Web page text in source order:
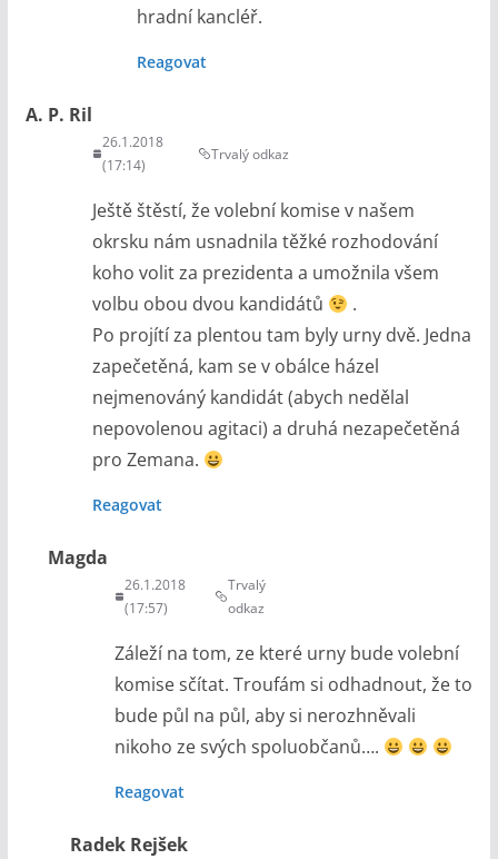
hradní kancléř.
Reagovat
A. P. Ril
26.1.2018
(17:14)
Trvalý odkaz
Ještě štěstí, že volební komise v našem
okrsku nám usnadnila těžké rozhodování
koho volit za prezidenta a umožnila všem
volbu obou dvou kandidátů
.
Po projítí za plentou tam byly urny dvě. Jedna
zapečetěná, kam se v obálce házel
nejmenováný kandidát (abych nedělal
nepovolenou agitaci) a druhá nezapečetěná
pro Zemana.
Reagovat
Magda
26.1.2018
(17:57)
Trvalý
odkaz
Záleží na tom, ze které urny bude volební
komise sčítat. Troufám si odhadnout, že to
bude půl na půl, aby si nerozhněvali
nikoho ze svých spoluobčanů….
Reagovat
Radek Rejšek